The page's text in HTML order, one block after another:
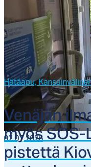
02.07.2026
Hätäapu,
Ve­nä­jän
myös
pis­tet­tä